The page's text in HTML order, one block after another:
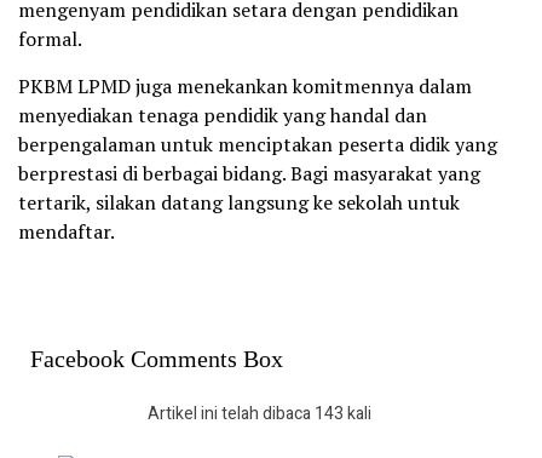
mengenyam pendidikan setara dengan pendidikan
formal.
PKBM LPMD juga menekankan komitmennya dalam
menyediakan tenaga pendidik yang handal dan
berpengalaman untuk menciptakan peserta didik yang
berprestasi di berbagai bidang. Bagi masyarakat yang
tertarik, silakan datang langsung ke sekolah untuk
mendaftar.
Facebook Comments Box
Artikel ini telah dibaca 143 kali